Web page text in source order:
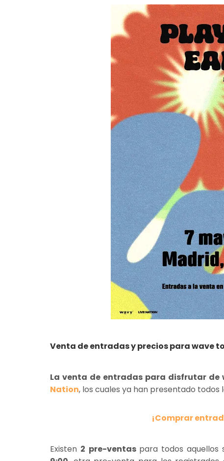
Venta de entradas y precios para wave
La venta de entradas para disfrutar de
Nation, los cuales ya han presentado todos
¡Comprar
Existen 2 pre-ventaspara todos aquellos